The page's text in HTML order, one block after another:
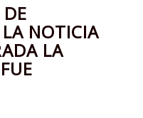
NOTICIA
LA